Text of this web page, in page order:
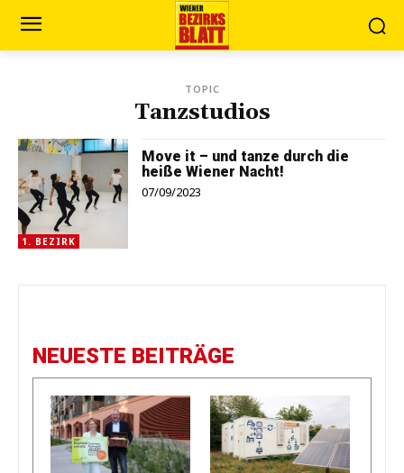
TOPIC
Tanzstudios
1. BEZIRK
Move it – und tanze durch die
heiße Wiener Nacht!
07/09/2023
NEUESTE BEITRÄGE